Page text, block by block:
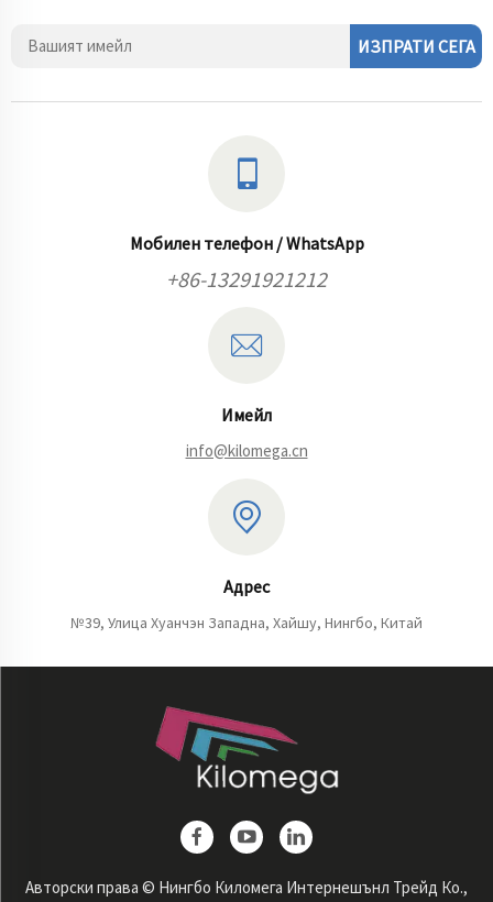
ИЗПРАТИ СЕГА
Мобилен телефон / WhatsApp
+86-13291921212
Имейл
info@kilomega.cn
Адрес
№39, Улица Хуанчэн Западна, Хайшу, Нингбо, Китай
Авторски права © Нингбо Киломега Интернешънл Трейд Ко.,